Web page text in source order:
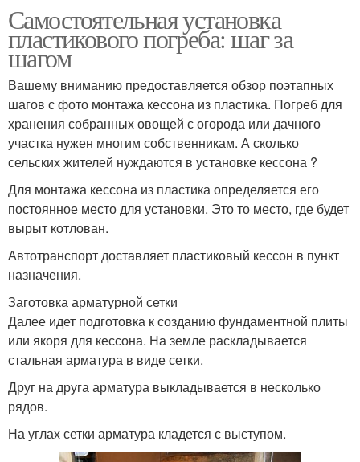
Самостоятельная установка
пластикового погреба: шаг за
шагом
Вашему вниманию предоставляется обзор поэтапных
шагов с фото монтажа кессона из пластика. Погреб для
хранения собранных овощей с огорода или дачного
участка нужен многим собственникам. А сколько
сельских жителей нуждаются в установке кессона ?
Для монтажа кессона из пластика определяется его
постоянное место для установки. Это то место, где будет
вырыт котлован.
Автотранспорт доставляет пластиковый кессон в пункт
назначения.
Заготовка арматурной сетки
Далее идет подготовка к созданию фундаментной плиты
или якоря для кессона. На земле раскладывается
стальная арматура в виде сетки.
Друг на друга арматура выкладывается в несколько
рядов.
На углах сетки арматура кладется с выступом.